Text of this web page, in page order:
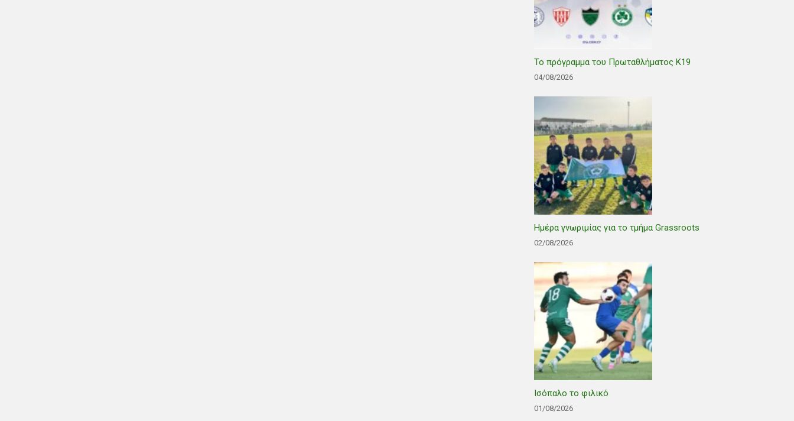
Το πρόγραμμα του Πρωταθλήματος Κ19
04/08/2026
Ημέρα γνωριμίας για το τμήμα Grassroots
02/08/2026
Ισόπαλο το φιλικό
01/08/2026